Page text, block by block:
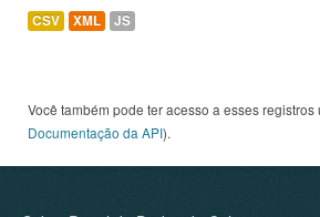
CSV XML JS
Você também pode ter acesso a esses registros
Documentação da API).